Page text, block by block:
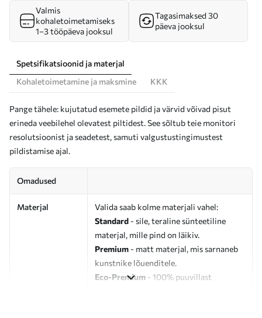
Valmis
kohaletoimetamiseks
1–3 tööpäeva jooksul
Tagasimaksed 30
päeva jooksul
Spetsifikatsioonid ja materjal
Kohaletoimetamine ja maksmine
KKK
Pange tähele: kujutatud esemete pildid ja värvid võivad pisut
erineda veebilehel olevatest piltidest. See sõltub teie monitori
resolutsioonist ja seadetest, samuti valgustustingimustest
pildistamise ajal.
Omadused
Materjal
Valida saab kolme materjali vahel:
Standard - sile, teraline sünteetiline
materjal, mille pind on läikiv.
Premium - matt materjal, mis sarnaneb
kunstnike lõuenditele.
Eco-Premium - 100% puuvillast